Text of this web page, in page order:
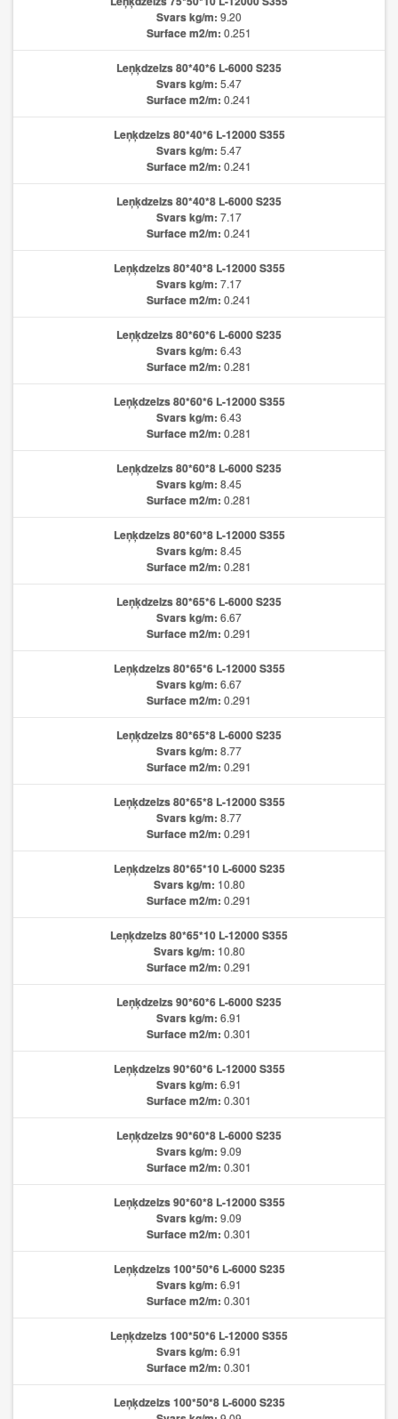
Svars kg/m: 9.20
Surface m2/m: 0.251
Leņķdzelzs 80*40*6 L-6000 S235
Svars kg/m: 5.47
Surface m2/m: 0.241
Leņķdzelzs 80*40*6 L-12000 S355
Svars kg/m: 5.47
Surface m2/m: 0.241
Leņķdzelzs 80*40*8 L-6000 S235
Svars kg/m: 7.17
Surface m2/m: 0.241
Leņķdzelzs 80*40*8 L-12000 S355
Svars kg/m: 7.17
Surface m2/m: 0.241
Leņķdzelzs 80*60*6 L-6000 S235
Svars kg/m: 6.43
Surface m2/m: 0.281
Leņķdzelzs 80*60*6 L-12000 S355
Svars kg/m: 6.43
Surface m2/m: 0.281
Leņķdzelzs 80*60*8 L-6000 S235
Svars kg/m: 8.45
Surface m2/m: 0.281
Leņķdzelzs 80*60*8 L-12000 S355
Svars kg/m: 8.45
Surface m2/m: 0.281
Leņķdzelzs 80*65*6 L-6000 S235
Svars kg/m: 6.67
Surface m2/m: 0.291
Leņķdzelzs 80*65*6 L-12000 S355
Svars kg/m: 6.67
Surface m2/m: 0.291
Leņķdzelzs 80*65*8 L-6000 S235
Svars kg/m: 8.77
Surface m2/m: 0.291
Leņķdzelzs 80*65*8 L-12000 S355
Svars kg/m: 8.77
Surface m2/m: 0.291
Leņķdzelzs 80*65*10 L-6000 S235
Svars kg/m: 10.80
Surface m2/m: 0.291
Leņķdzelzs 80*65*10 L-12000 S355
Svars kg/m: 10.80
Surface m2/m: 0.291
Leņķdzelzs 90*60*6 L-6000 S235
Svars kg/m: 6.91
Surface m2/m: 0.301
Leņķdzelzs 90*60*6 L-12000 S355
Svars kg/m: 6.91
Surface m2/m: 0.301
Leņķdzelzs 90*60*8 L-6000 S235
Svars kg/m: 9.09
Surface m2/m: 0.301
Leņķdzelzs 90*60*8 L-12000 S355
Svars kg/m: 9.09
Surface m2/m: 0.301
Leņķdzelzs 100*50*6 L-6000 S235
Svars kg/m: 6.91
Surface m2/m: 0.301
Leņķdzelzs 100*50*6 L-12000 S355
Svars kg/m: 6.91
Surface m2/m: 0.301
Leņķdzelzs 100*50*8 L-6000 S235